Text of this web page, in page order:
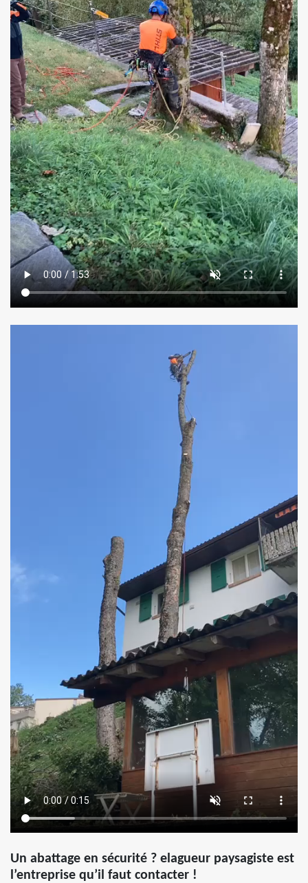
Un abattage en sécurité ? elagueur paysagiste est
l’entreprise qu’il faut contacter !